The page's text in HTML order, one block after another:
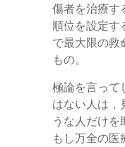
傷者を治療す
順位を設定す
で最大限の救
もの。
極論を言って
はない人は，
うな人だけを
もし万全の